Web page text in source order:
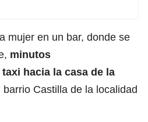
mujer en un bar, donde se
minutos
hacia la casa de la
barrio Castilla de la localidad